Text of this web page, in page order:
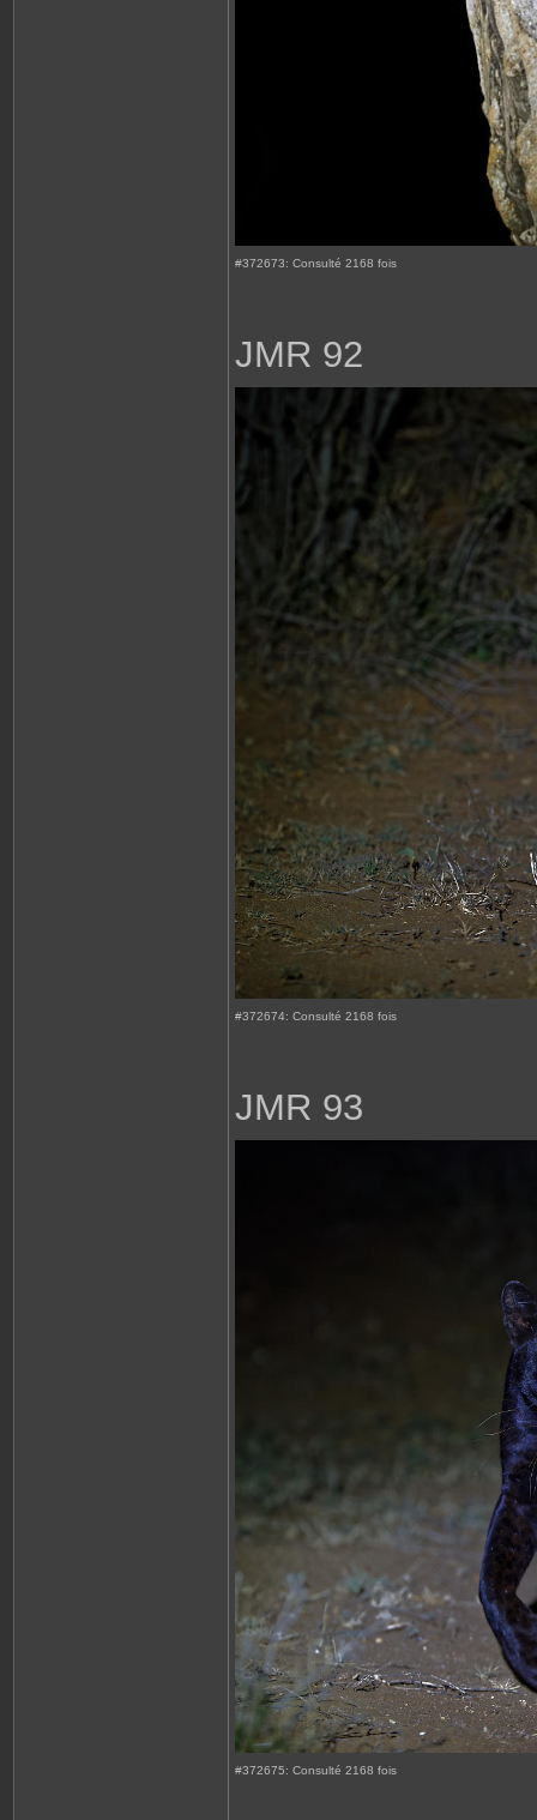
#372673: Consulté 2168 fois
JMR 92
#372674: Consulté 2168 fois
JMR 93
#372675: Consulté 2168 fois